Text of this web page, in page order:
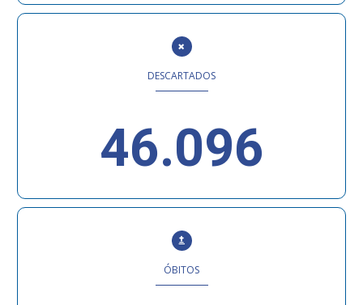
DESCARTADOS
46.096
ÓBITOS